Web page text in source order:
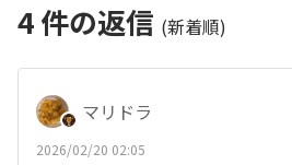
4件の返信 (新着順)
マリドラ
2026/02/20 02:05